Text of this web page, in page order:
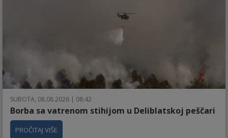
SUBOTA, 08.08.2026 | 08:42
Borba sa vatrenom stihijom u Deliblatskoj peščari
PROČITAJ VIŠE